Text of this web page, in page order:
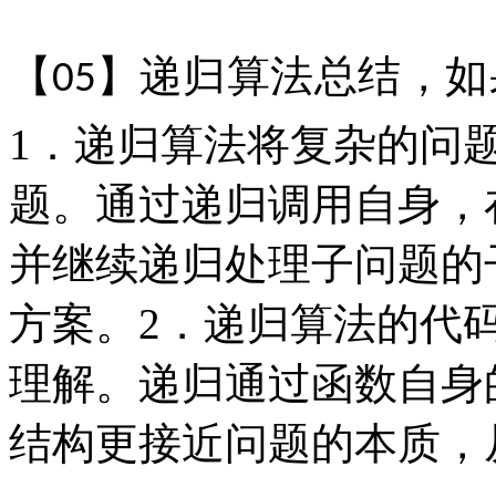
【 05 】 递归算法总结，
1．递归算法将复杂的问
题。通过递归调用自身
并继续递归处理子问题
方案。2．递归算法的代
理解。递归通过函数自
结构更接近问题的本质